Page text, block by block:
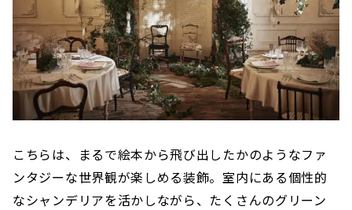
こちらは、まるで絵本から飛び出したかのようなファ
ンタジーな世界観が楽しめる装飾。室内にある個性的
なシャンデリアを活かしながら、たくさんのグリーン